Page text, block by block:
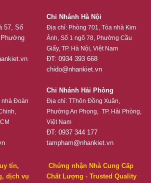
57, Số
Phường
nhà Đoàn
Chi Nhánh Hà Nội
Địa chỉ: Phòng 701, Tòa nhà Kim
Ánh, Số 1 ngõ 78, Phường Cầu
Giấy, TP. Hà Nội, Việt Nam
ĐT: 0934 393 668
chido@nhankiet.vn
Chi Nhánh Hải Phòng
Địa chỉ: TThôn Đồng Xuân,
Phường An Phong, TP. Hải Phòng,
Việt Nam
ĐT: 0937 344 177
tampham@nhankiet.vn
tín,
dịch vụ
Chứng nhận Nhà Cung Cấp
Chất Lượng - Trusted Quality